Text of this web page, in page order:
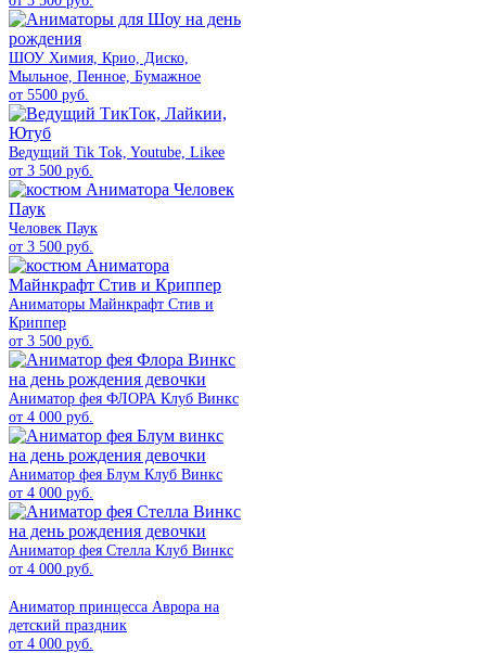
ШОУ Химия, Крио, Диско,
Мыльное, Пенное, Бумажное
от 5500 руб.
Ведущий Tik Tok, Youtube, Likee
от 3 500 руб.
Человек Паук
от 3 500 руб.
Аниматоры Майнкрафт Стив и
Криппер
от 3 500 руб.
Аниматор фея ФЛОРА Клуб Винкс
от 4 000 руб.
Аниматор фея Блум Клуб Винкс
от 4 000 руб.
Аниматор фея Стелла Клуб Винкс
от 4 000 руб.
Аниматор принцесса Аврора на
детский праздник
от 4 000 руб.